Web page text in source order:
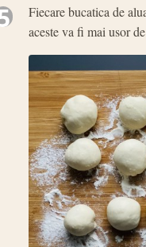
Fiecare bucatica de
aceste va fi mai usor